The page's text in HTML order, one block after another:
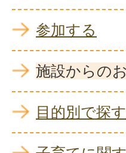
参加する
施設からの
目的別で探す